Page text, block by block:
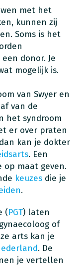
met het
kunnen zij
Soms is het
donor. Je
mogelijk is.
van Swyer en
van de
het syndroom
er over praten
kan je dokter
. Een
maat geven.
keuzes die je
.
(PGT) laten
of
arts kan je
. De
je vertellen